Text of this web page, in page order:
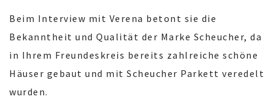
Beim Interview mit Verena betont sie die
Bekanntheit und Qualität der Marke Scheucher, da
in Ihrem Freundeskreis bereits zahlreiche schöne
Häuser gebaut und mit Scheucher Parkett veredelt
wurden.